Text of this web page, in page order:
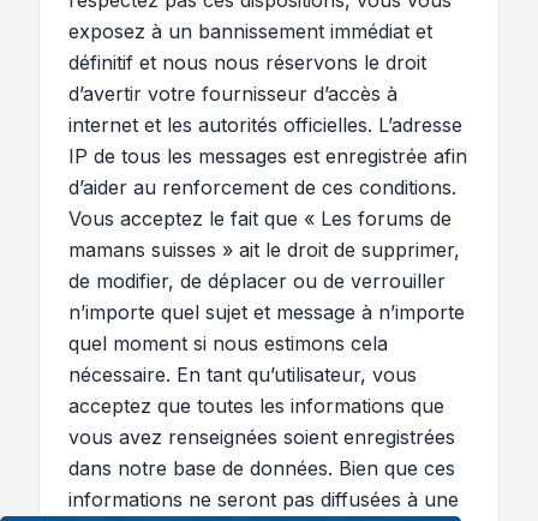
exposez à un bannissement immédiat et
définitif et nous nous réservons le droit
d’avertir votre fournisseur d’accès à
internet et les autorités officielles. L’adresse
IP de tous les messages est enregistrée afin
d’aider au renforcement de ces conditions.
Vous acceptez le fait que « Les forums de
mamans suisses » ait le droit de supprimer,
de modifier, de déplacer ou de verrouiller
n’importe quel sujet et message à n’importe
quel moment si nous estimons cela
nécessaire. En tant qu’utilisateur, vous
acceptez que toutes les informations que
vous avez renseignées soient enregistrées
dans notre base de données. Bien que ces
informations ne seront pas diffusées à une